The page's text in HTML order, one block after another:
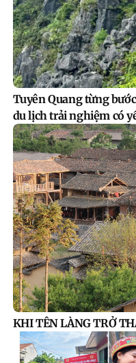
Tuyên Quang từng
du lịch trải nghiệm có
KHI TÊN LÀNG TRỞ